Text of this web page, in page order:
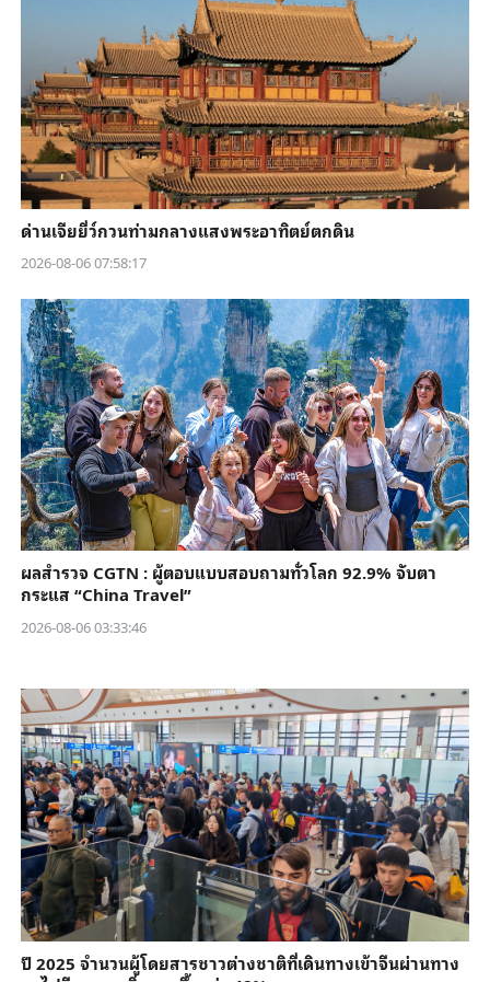
ด่านเจียยี่ว์กวนท่ามกลางแสงพระอาทิตย์ตกดิน
2026-08-06 07:58:17
ผลสำรวจ CGTN : ผู้ตอบแบบสอบถามทั่วโลก 92.9% จับตา
กระแส “China Travel”
2026-08-06 03:33:46
ปี 2025 จำนวนผู้โดยสารชาวต่างชาติที่เดินทางเข้าจีนผ่านทาง